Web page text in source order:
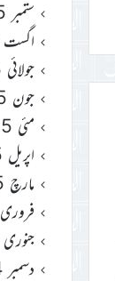
ستمبر 2025
اگست 2025
جولائی 2025
جون 2025
مئی 2025
اپریل 2025
مارچ 2025
فروری 2025
جنوری 2025
دسمبر 2024